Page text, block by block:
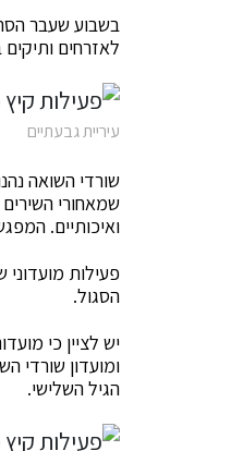
לאזרחים
עיריית גבעתיים
שורדי השואה
שמאחורי
ואיכותיים.
פעילות
הסגול.
יש לציין כי
ומועדון שורדי
הגיל השלישי.